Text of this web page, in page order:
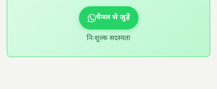
चैनल से जुड़ें
निःशुल्क सदस्यता